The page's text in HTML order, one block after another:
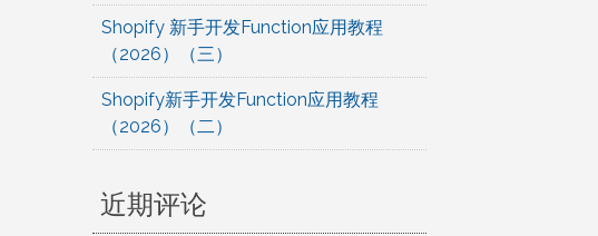
Shopify 新手开发Function应用教程
（2026）（三）
Shopify新手开发Function应用教程
（2026）（二）
近期评论